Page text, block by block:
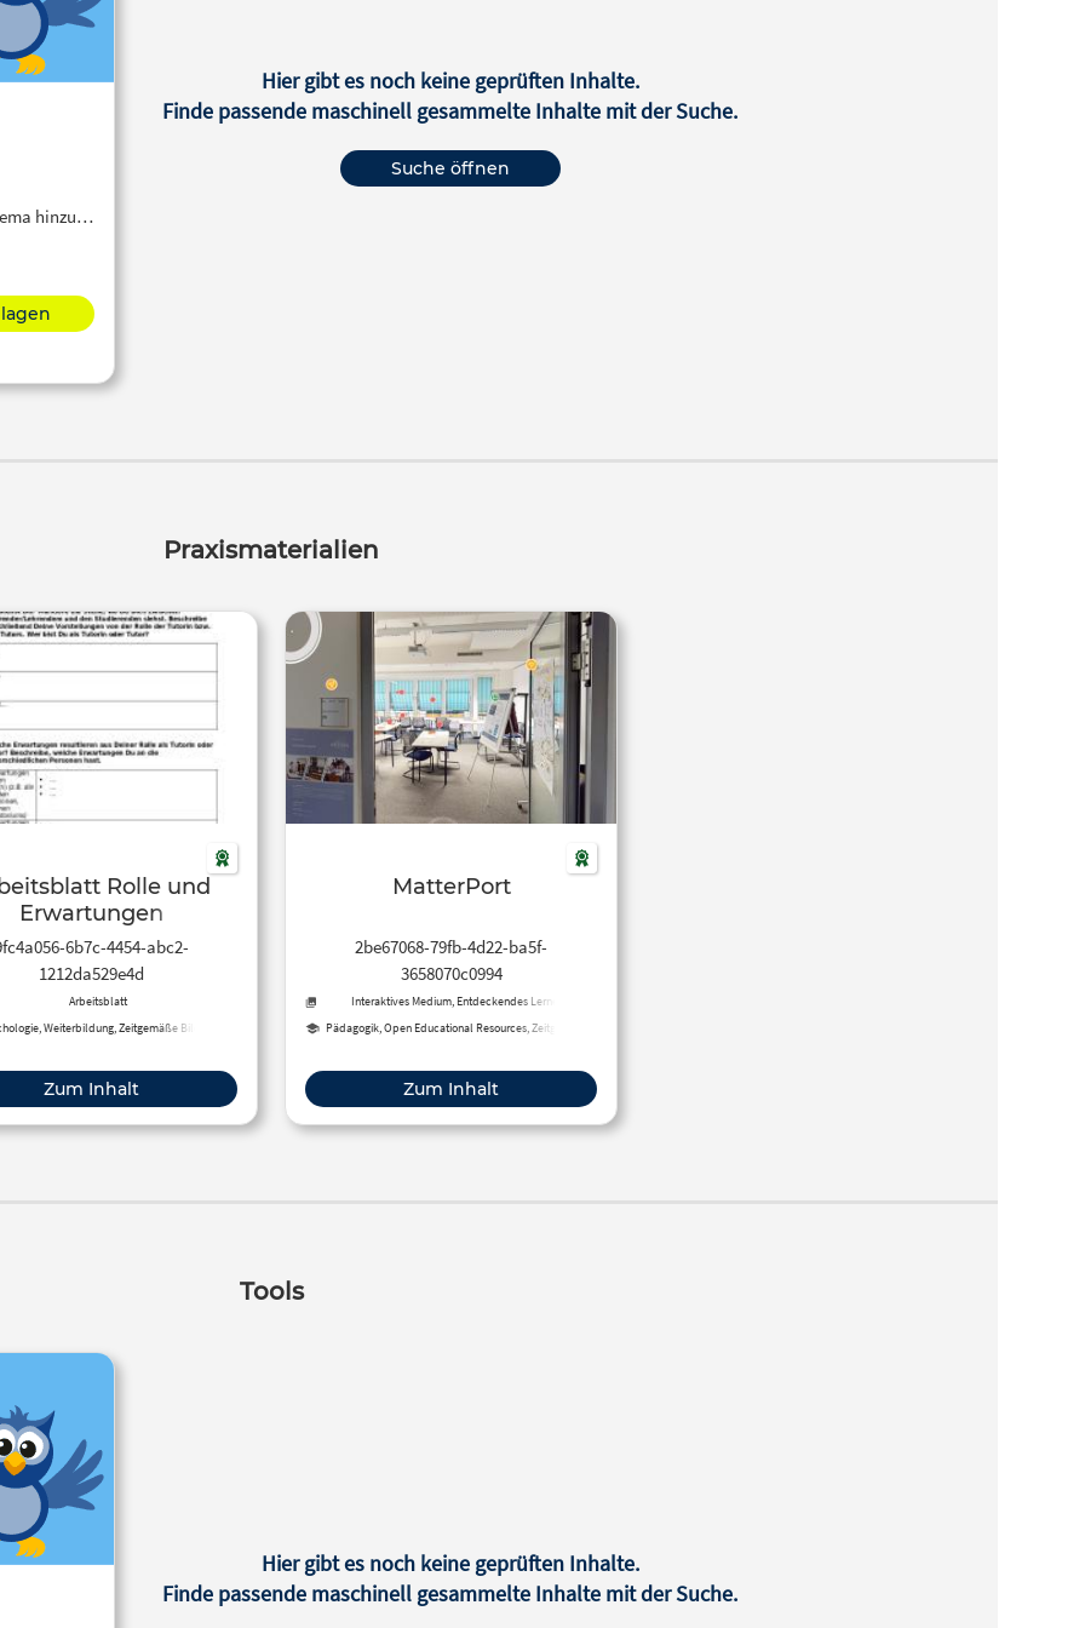
hinzu…
Hier gibt es noch keine geprüften Inhalte.
Finde passende maschinell gesammelte Inhalte mit der Suche.
Suche öffnen
Praxismaterialien
Rolle und
Erwartungen
6b7c-4454-abc2-
1212da529e4d
Arbeitsblatt
Weiterbildung, Zeitgemäße Bildung
Zum Inhalt
MatterPort
2be67068-79fb-4d22-ba5f-
3658070c0994
Interaktives Medium, Entdeckendes Lernen
Pädagogik, Open Educational Resources, Zeitgemäße
Zum Inhalt
Tools
Hier gibt es noch keine geprüften Inhalte.
Finde passende maschinell gesammelte Inhalte mit der Suche.